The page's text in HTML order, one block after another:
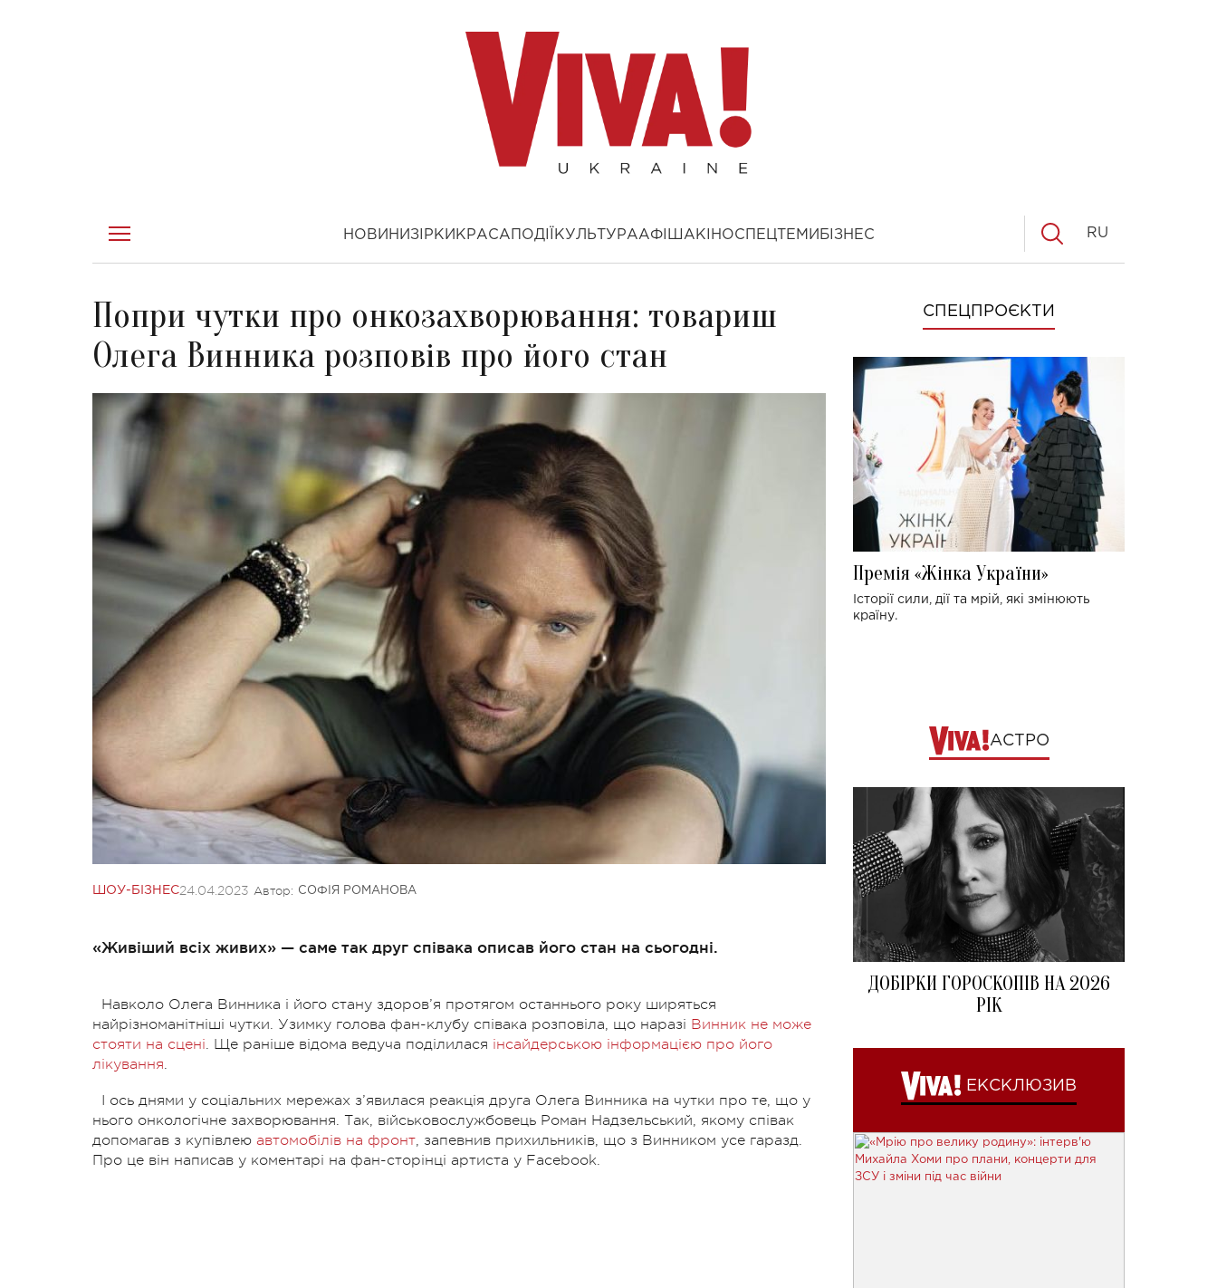
НОВИНИ ЗІРКИ КРАСА ПОДІЇ КУЛЬТУРААФІША КІНОСПЕЦТЕМИ БІЗНЕС RU
Попри чутки про онкозахворювання: товариш
Олега Винника розповів про його стан
ШОУ-БІЗНЕС24.04.2023 Автор: СОФІЯ РОМАНОВА
«Живіший всіх живих» — саме так друг співака описав його стан на сьогодні.
Навколо Олега Винника і його стану здоров’я протягом останнього року ширяться
найрізноманітніші чутки. Узимку голова фан-клубу співака розповіла, що наразі Винник не може
стояти на сцені. Ще раніше відома ведуча поділилася інсайдерською інформацією про його
лікування.
І ось днями у соціальних мережах з’явилася реакція друга Олега Винника на чутки про те, що у
нього онкологічне захворювання. Так, військовослужбовець Роман Надзельський, якому співак
допомагав з купівлею автомобілів на фронт, запевнив прихильників, що з Винником усе гаразд.
Про це він написав у коментарі на фан-сторінці артиста у Facebook.
СПЕЦПРОЄКТИ
Премія «Жінка України»
Історії сили, дії та мрій, які змінюють
країну.
АСТРО
ДОБІРКИ ГОРОСКОПІВ НА 2026
РІК
ЕКСКЛЮЗИВ